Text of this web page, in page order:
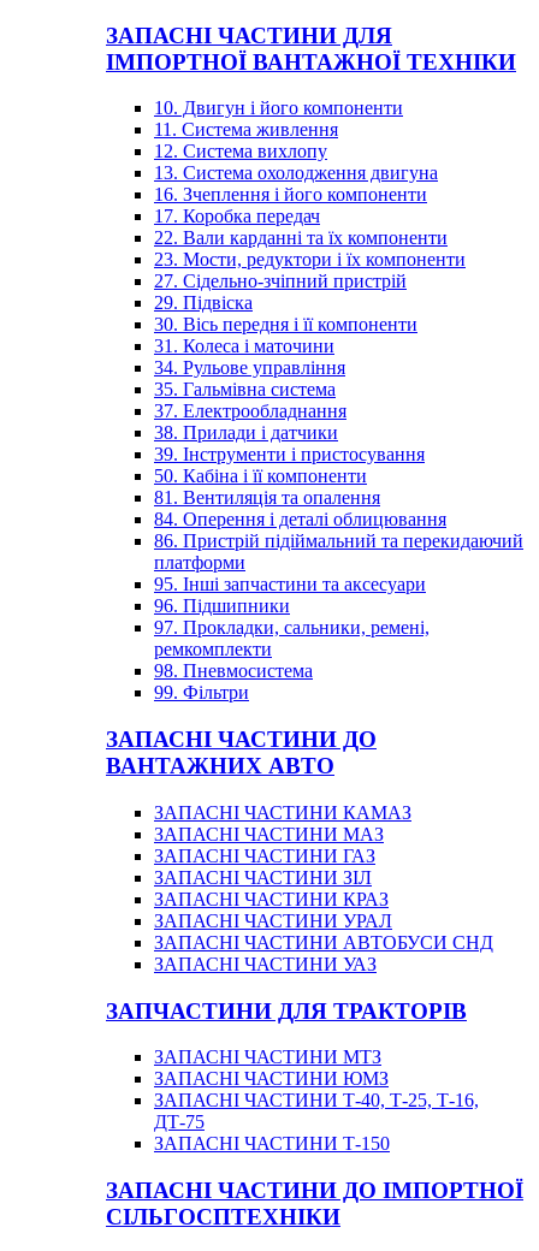
ЗАПАСНІ ЧАСТИНИ ДЛЯ
ІМПОРТНОЇ ВАНТАЖНОЇ ТЕХНІКИ
10. Двигун і його компоненти
11. Система живлення
12. Система вихлопу
13. Система охолодження двигуна
16. Зчеплення і його компоненти
17. Коробка передач
22. Вали карданні та їх компоненти
23. Мости, редуктори і їх компоненти
27. Сідельно-зчіпний пристрій
29. Підвіска
30. Вісь передня і її компоненти
31. Колеса і маточини
34. Рульове управління
35. Гальмівна система
37. Електрообладнання
38. Прилади і датчики
39. Інструменти і пристосування
50. Кабіна і її компоненти
81. Вентиляція та опалення
84. Оперення і деталі облицювання
86. Пристрій підіймальний та перекидаючий
платформи
95. Інші запчастини та аксесуари
96. Підшипники
97. Прокладки, сальники, ремені,
ремкомплекти
98. Пневмосистема
99. Фільтри
ЗАПАСНІ ЧАСТИНИ ДО
ВАНТАЖНИХ АВТО
ЗАПАСНІ ЧАСТИНИ КАМАЗ
ЗАПАСНІ ЧАСТИНИ МАЗ
ЗАПАСНІ ЧАСТИНИ ГАЗ
ЗАПАСНІ ЧАСТИНИ ЗІЛ
ЗАПАСНІ ЧАСТИНИ КРАЗ
ЗАПАСНІ ЧАСТИНИ УРАЛ
ЗАПАСНІ ЧАСТИНИ АВТОБУСИ СНД
ЗАПАСНІ ЧАСТИНИ УАЗ
ЗАПЧАСТИНИ ДЛЯ ТРАКТОРІВ
ЗАПАСНІ ЧАСТИНИ МТЗ
ЗАПАСНІ ЧАСТИНИ ЮМЗ
ЗАПАСНІ ЧАСТИНИ Т-40, Т-25, Т-16,
ДТ-75
ЗАПАСНІ ЧАСТИНИ Т-150
ЗАПАСНІ ЧАСТИНИ ДО ІМПОРТНОЇ
СІЛЬГОСПТЕХНІКИ